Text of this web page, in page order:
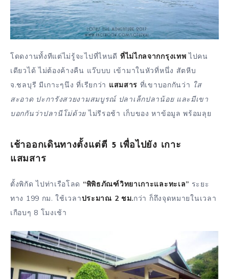
โดดงานทั้งทีแต่ไม่รู้จะไปที่ไหนดี ที่ไม่ไกลจากกรุงเทพ ไปคน
เดียวได้ ไม่ต้องค้างคืน แว๊บบบ เข้ามาในหัวที่หนึ่ง สัตหีบ
จ.ชลบุรี มีเกาะๆนึง ที่เรียกว่า แสมสาร ที่เขาบอกกันว่า ใส
สะอาด ปะการังสวยงามสมบูรณ์ ปลาเล็กปลาน้อย และมีเขา
บอกกันว่าปลานีโม่ด้วย ไม่รีรอช้า เก็บของ หาข้อมูล พร้อมลุย
เช้าออกเดินทางตั้งแต่ตี 5 เพื่อไปยัง เกาะ
แสมสาร
ตั้งพิกัด ไปท่าเรือโลด “พิพิธภัณฑ์วิทยาเกาะและทะเล” ระยะ
ทาง 199 กม. ใช้เวลาประมาณ 2 ชม.กว่า ก็ถึงจุดหมายในเวลา
เกือบๆ 8 โมงเช้า